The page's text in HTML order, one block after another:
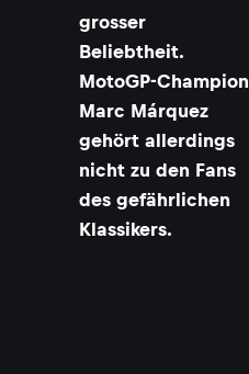
grosser
Beliebtheit.
MotoGP-Champion
Marc Márquez
gehört allerdings
nicht zu den Fans
des gefährlichen
Klassikers.